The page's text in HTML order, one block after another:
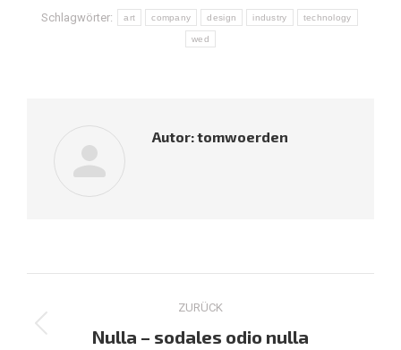
Schlagwörter: art company design industry technology
wed
Autor:tomwoerden
ZURÜCK
Vorheriger
Nulla – sodales odio nulla